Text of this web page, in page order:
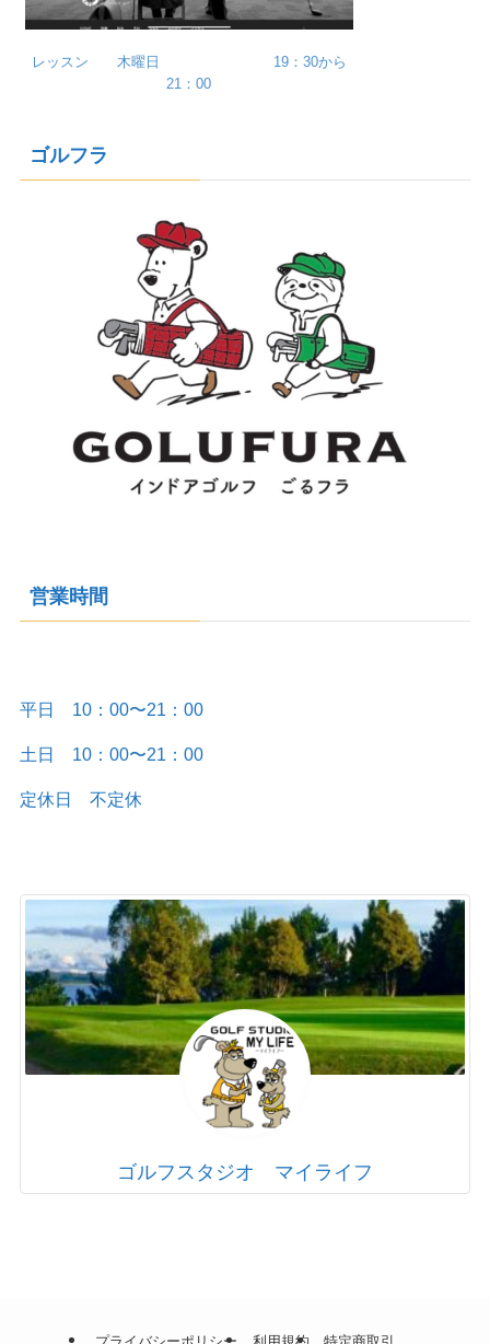
レッスン 木曜日 19：30から
21：00
ゴルフラ
営業時間
平日 10：00〜21：00
土日 10：00〜21：00
定休日 不定休
ゴルフスタジオ マイライフ